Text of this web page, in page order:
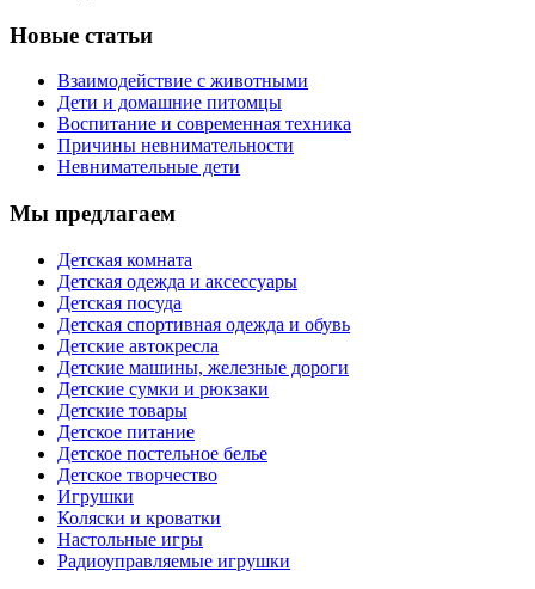
Новые статьи
Взаимодействие с животными
Дети и домашние питомцы
Воспитание и современная техника
Причины невнимательности
Невнимательные дети
Мы предлагаем
Детская комната
Детская одежда и аксессуары
Детская посуда
Детская спортивная одежда и обувь
Детские автокресла
Детские машины, железные дороги
Детские сумки и рюкзаки
Детские товары
Детское питание
Детское постельное белье
Детское творчество
Игрушки
Коляски и кроватки
Настольные игры
Радиоуправляемые игрушки